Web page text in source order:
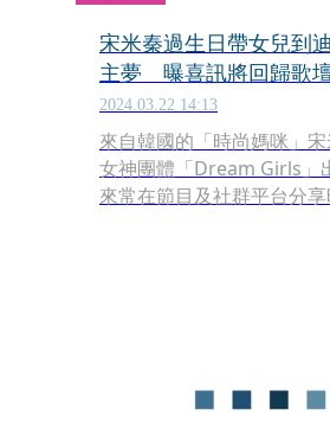
宋米秦過生日帶女兒到
主夢 曝喜訊將回歸歌
2024.03.22 14:13
來自韓國的「時尚媽咪」
女神團體「Dream Girls」
來常在節目及社群平台分
夕，演藝圈好閨密李毓芬、
地回台祕密幫她慶生，不但